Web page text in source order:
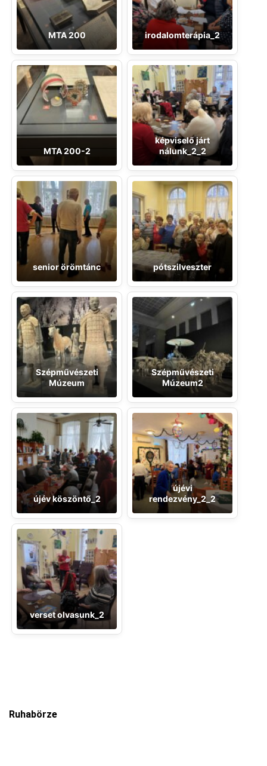
MTA 200 irodalomterápia_2
MTA 200-2
képviselő járt
nálunk_2_2
senior örömtánc pótszilveszter
Szépművészeti
Múzeum
Szépművészeti
Múzeum2
újév köszöntő_2
újévi
rendezvény_2_2
verset olvasunk_2
Ruhabörze